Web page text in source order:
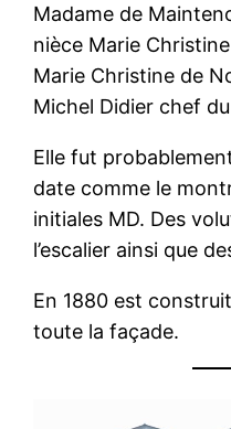
Madame de
nièce Marie
Marie Christine de
Michel Didier chef
Elle fut
date comme le
initiales MD. Des
l’escalier ainsi que
En 1880 est
toute la façade.